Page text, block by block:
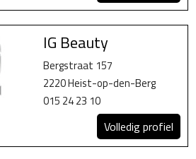
IG Beauty
Bergstraat 157
2220 Heist-op-den-Berg
015 24 23 10
Volledig profiel